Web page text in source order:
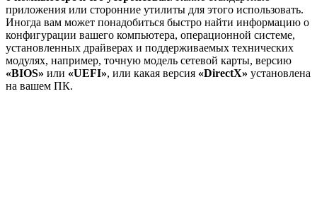
приложения или сторонние утилиты для этого использовать.
Иногда вам может понадобиться быстро найти информацию о
конфигурации вашего компьютера, операционной системе,
установленных драйверах и поддерживаемых технических
модулях, например, точную модель сетевой карты, версию
«BIOS» или «UEFI», или какая версия «DirectX» установлена
на вашем ПК.